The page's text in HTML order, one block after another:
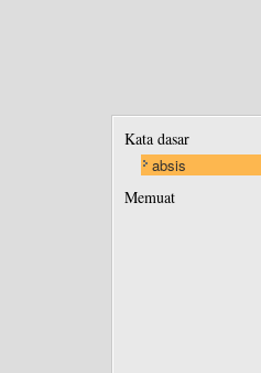
Kata dasar
absis
Memuat